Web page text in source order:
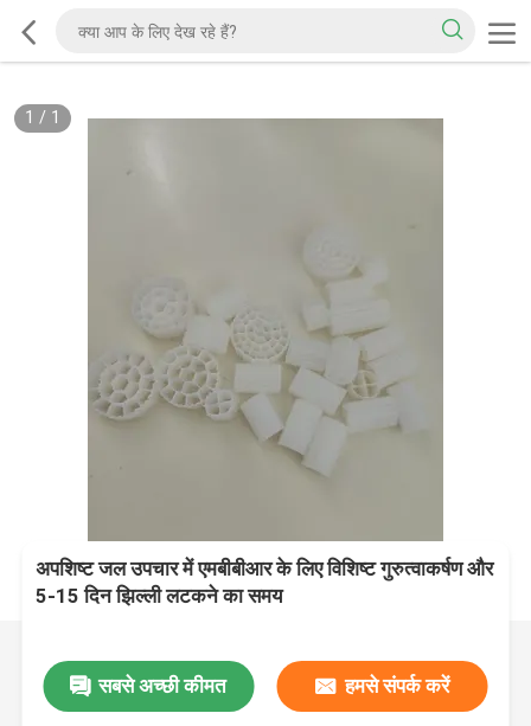
1 / 1
अपशिष्ट जल उपचार में एमबीबीआर के लिए विशिष्ट गुरुत्वाकर्षण और
5-15 दिन झिल्ली लटकने का समय
सबसे अच्छी कीमत हमसे संपर्क करें